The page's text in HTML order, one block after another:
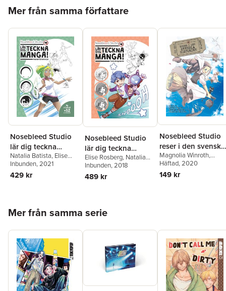
Mer från samma författare
Nosebleed Studio
lär dig teckna
manga! :
karaktärsdesign
Natalia Batista, Elise
Rosberg
Inbunden, 2021
429 kr
Nosebleed Studio
lär dig teckna
manga:
serieskapande
Elise Rosberg, Natalia
Batista,Magnolia
Winroth
Inbunden, 2018
489 kr
Nosebleed Studio
reser i den svenska
historien
Magnolia Winroth,
Natalia Batista
Waller
Häftad, 2020
149 kr
Mer från samma serie